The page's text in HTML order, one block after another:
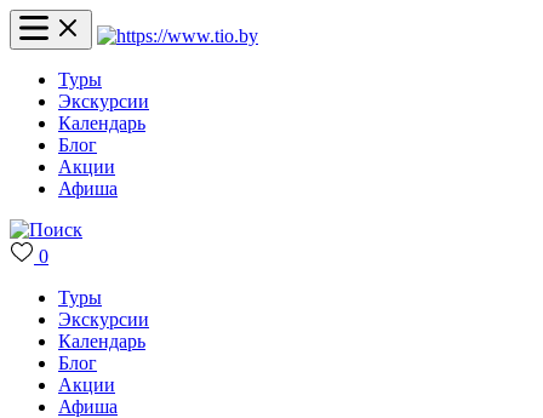
Туры
Экскурсии
Календарь
Блог
Акции
Афиша
0
Туры
Экскурсии
Календарь
Блог
Акции
Афиша